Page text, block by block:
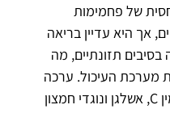
של פחמימות
אך היא עדיין בריאה
תזונתיים, מה
מערכת העיכול. ערכה
התזונתי כולל גם ויטמין A, ויטמין C, אשלגן ונוגדי חמצון